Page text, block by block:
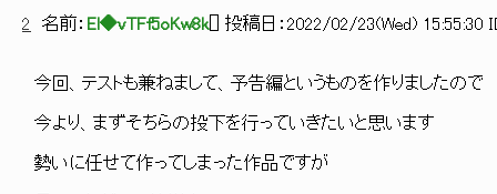
2 名前： El◆vTFf5oKw8k[ ] 投稿日： 2022/02/23(Wed) 15:55:30
今回、テストも兼ねまして、予告編というものを作りましたので
今より、まずそちらの投下を行っていきたいと思います
勢いに任せて作ってしまった作品ですが